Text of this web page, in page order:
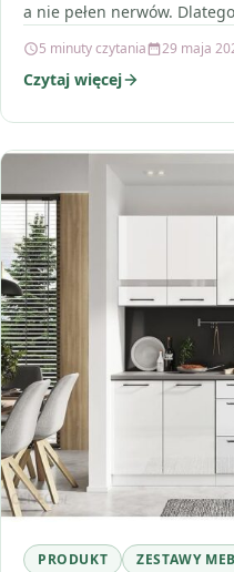
a nie pełen nerwów.
5 minuty czytania 29 maja
Czytaj więcej
PRODUKT ZESTAWY